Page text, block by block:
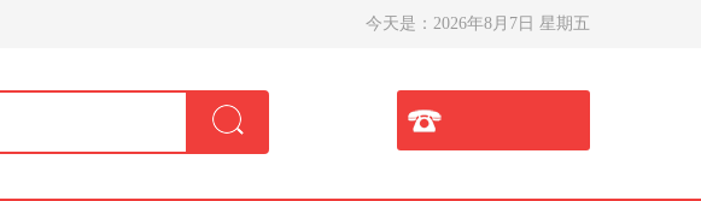
今天是： 2026年8月7日 星期五